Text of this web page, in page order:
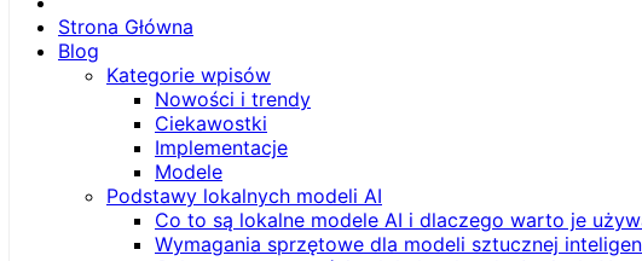
Strona Główna
Blog
Kategorie wpisów
Nowości i trendy
Ciekawostki
Implementacje
Modele
Podstawy lokalnych modeli AI
Co to są lokalne modele AI i dlaczego warto je
Wymagania sprzętowe dla modeli sztucznej